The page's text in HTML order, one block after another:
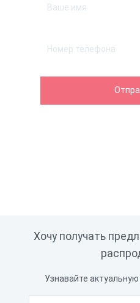
Хочу получать
Узнавайте